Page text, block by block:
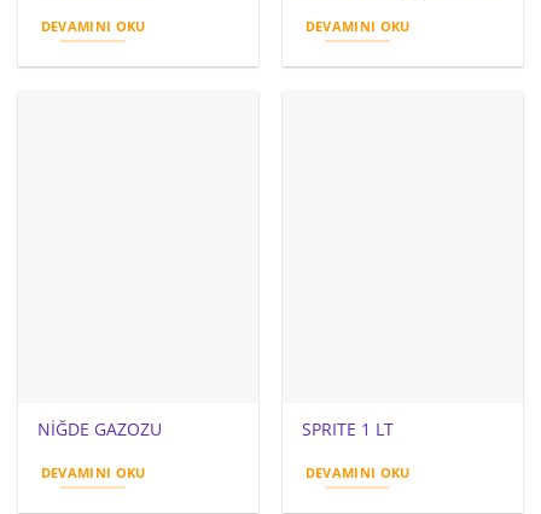
DEVAMINI OKU DEVAMINI OKU
NİĞDE GAZOZU
DEVAMINI OKU
SPRITE 1 LT
DEVAMINI OKU